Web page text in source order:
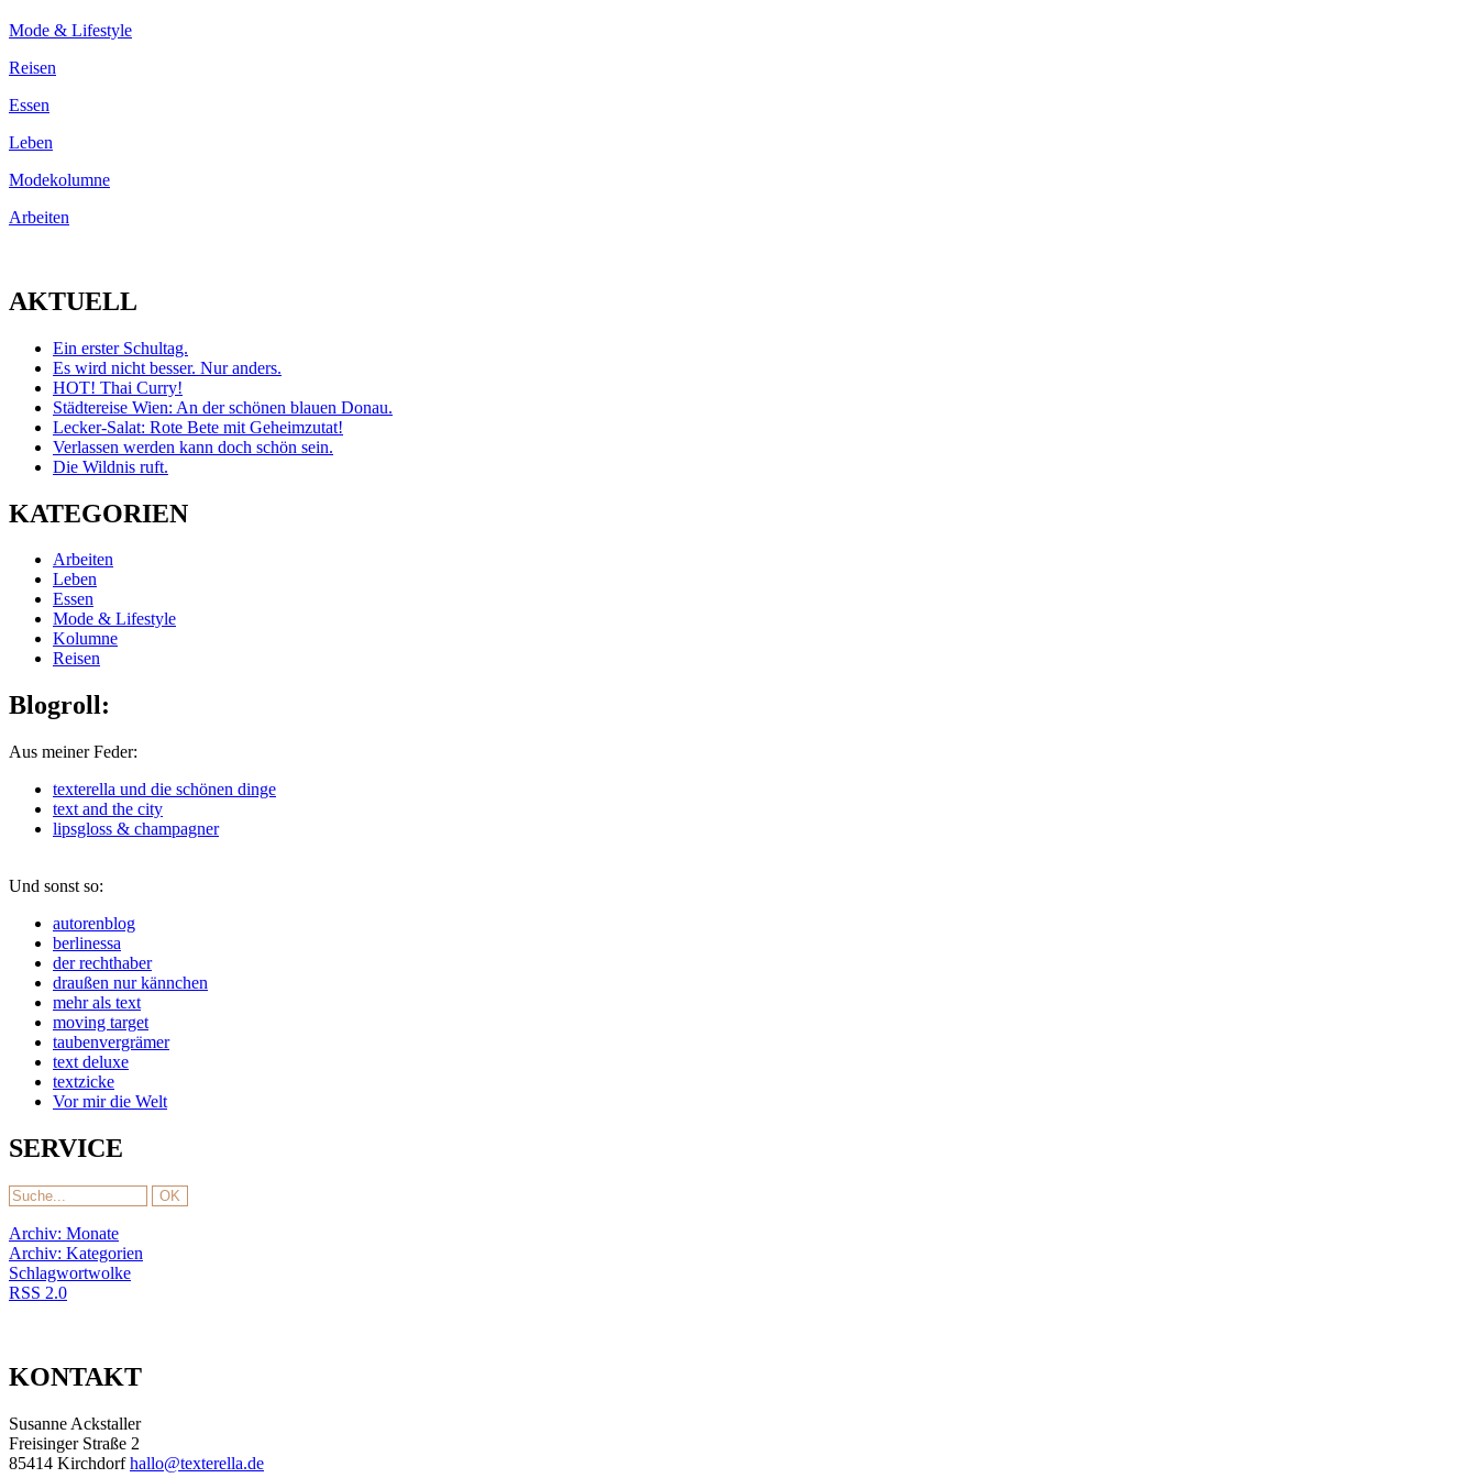
Mode & Lifestyle
Reisen
Essen
Leben
Modekolumne
Arbeiten
AKTUELL
Ein erster Schultag.
Es wird nicht besser. Nur anders.
HOT! Thai Curry!
Städtereise Wien: An der schönen blauen Donau.
Lecker-Salat: Rote Bete mit Geheimzutat!
Verlassen werden kann doch schön sein.
Die Wildnis ruft.
KATEGORIEN
Arbeiten
Leben
Essen
Mode & Lifestyle
Kolumne
Reisen
Blogroll:
Aus meiner Feder:
texterella und die schönen dinge
text and the city
lipsgloss & champagner
Und sonst so:
autorenblog
berlinessa
der rechthaber
draußen nur kännchen
mehr als text
moving target
taubenvergrämer
text deluxe
textzicke
Vor mir die Welt
SERVICE
Archiv: Monate
Archiv: Kategorien
Schlagwortwolke
RSS 2.0
KONTAKT
Susanne Ackstaller
Freisinger Straße 2
85414 Kirchdorfhallo@texterella.de